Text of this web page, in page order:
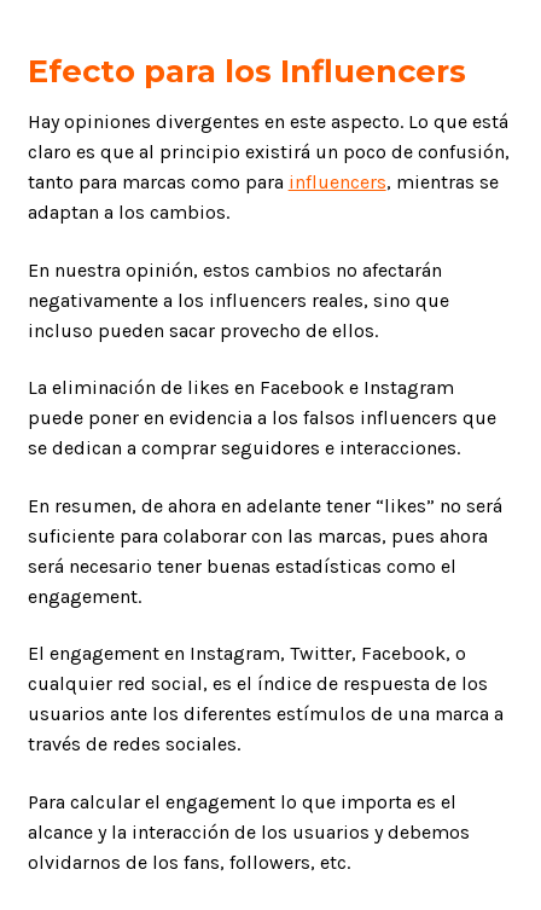
Efecto para los Influencers
Hay opiniones divergentes en este aspecto. Lo que está
claro es que al principio existirá un poco de confusión,
tanto para marcas como para influencers, mientras se
adaptan a los cambios.
En nuestra opinión, estos cambios no afectarán
negativamente a los influencers reales, sino que
incluso pueden sacar provecho de ellos.
La eliminación de likes en Facebook e Instagram
puede poner en evidencia a los falsos influencers que
se dedican a comprar seguidores e interacciones.
En resumen, de ahora en adelante tener “likes” no será
suficiente para colaborar con las marcas, pues ahora
será necesario tener buenas estadísticas como el
engagement.
El engagement en Instagram, Twitter, Facebook, o
cualquier red social, es el índice de respuesta de los
usuarios ante los diferentes estímulos de una marca a
través de redes sociales.
Para calcular el engagement lo que importa es el
alcance y la interacción de los usuarios y debemos
olvidarnos de los fans, followers, etc.